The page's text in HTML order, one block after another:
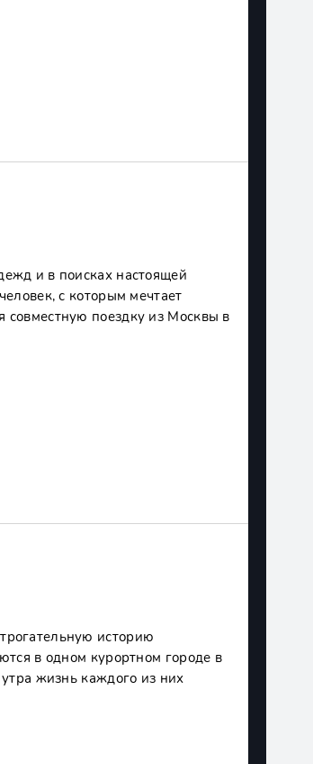
и в поисках настоящей
с которым мечтает
совместную поездку из Москвы в
историю
в одном курортном городе в
жизнь каждого из них